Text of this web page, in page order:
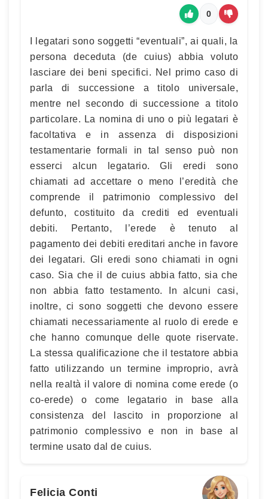
0
I legatari sono soggetti “eventuali”, ai quali, la
persona deceduta (de cuius) abbia voluto
lasciare dei beni specifici. Nel primo caso di
parla di successione a titolo universale,
mentre nel secondo di successione a titolo
particolare. La nomina di uno o più legatari è
facoltativa e in assenza di disposizioni
testamentarie formali in tal senso può non
esserci alcun legatario. Gli eredi sono
chiamati ad accettare o meno l’eredità che
comprende il patrimonio complessivo del
defunto, costituito da crediti ed eventuali
debiti. Pertanto, l’erede è tenuto al
pagamento dei debiti ereditari anche in favore
dei legatari. Gli eredi sono chiamati in ogni
caso. Sia che il de cuius abbia fatto, sia che
non abbia fatto testamento. In alcuni casi,
inoltre, ci sono soggetti che devono essere
chiamati necessariamente al ruolo di erede e
che hanno comunque delle quote riservate.
La stessa qualificazione che il testatore abbia
fatto utilizzando un termine improprio, avrà
nella realtà il valore di nomina come erede (o
co-erede) o come legatario in base alla
consistenza del lascito in proporzione al
patrimonio complessivo e non in base al
termine usato dal de cuius.
Felicia Conti